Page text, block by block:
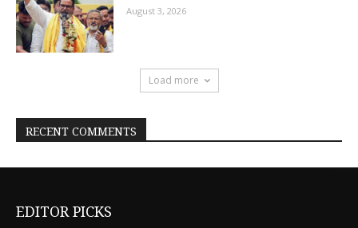
August 3, 2026
Load more
RECENT COMMENTS
EDITOR PICKS